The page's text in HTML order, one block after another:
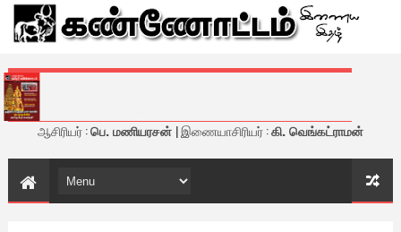
கண்ணோட்டம் - இணைய இதழ்
ஆசிரியர் :பெ. மணியரசன் | இணையாசிரியர் :கி. வெங்கட்ராமன்